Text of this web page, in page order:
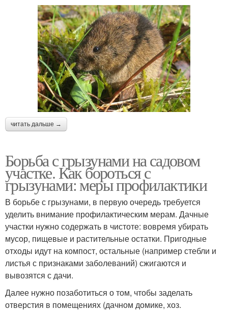
читать дальше →
Борьба с грызунами на садовом
участке. Как бороться с
грызунами: меры профилактики
В борьбе с грызунами, в первую очередь требуется
уделить внимание профилактическим мерам. Дачные
участки нужно содержать в чистоте: вовремя убирать
мусор, пищевые и растительные остатки. Пригодные
отходы идут на компост, остальные (например стебли и
листья с признаками заболеваний) сжигаются и
вывозятся с дачи.
Далее нужно позаботиться о том, чтобы заделать
отверстия в помещениях (дачном домике, хоз.